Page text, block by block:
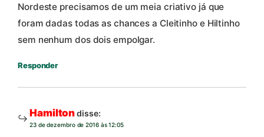
Nordeste precisamos de um meia criativo já que
foram dadas todas as chances a Cleitinho e Hiltinho
sem nenhum dos dois empolgar.
Responder
Hamiltondisse:
23 de dezembro de 2016 às 12:05